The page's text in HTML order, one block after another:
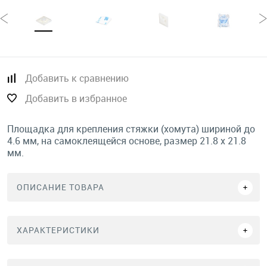
Добавить к сравнению
Добавить в избранное
Площадка для крепления стяжки (хомута) шириной до
4.6 мм, на самоклеящейся основе, размер 21.8 х 21.8
мм.
ОПИСАНИЕ ТОВАРА
ХАРАКТЕРИСТИКИ